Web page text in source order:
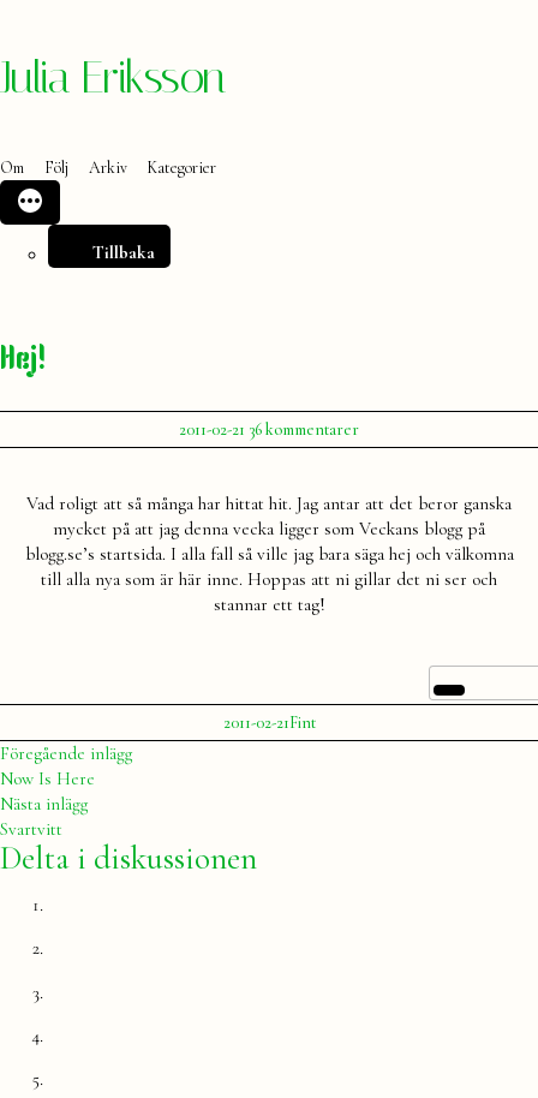
Hoppa
Julia Eriksson
Om Följ Arkiv Kategorier
Tillbaka
Hej!
Publicerat
av
Julia
2011-02-21 36 kommentarertill
Hej!
Vad roligt att så många har hittat hit. Jag antar att det beror ganska
mycket på att jag denna vecka ligger som Veckans blogg på
blogg.se’s startsida. I alla fall så ville jag bara säga hej och välkomna
till alla nya som är här inne. Hoppas att ni gillar det ni ser och
stannar ett tag!
Publicerat
av
Julia
2011-02-21Publicerat
i
Fint
Inläggsnavigering
Föregående inläggFöregående
Now Is Here
Nästa inläggNästa
Svartvitt
Delta i diskussionen